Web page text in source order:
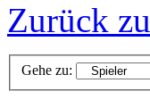
Zurück
Gehe zu: